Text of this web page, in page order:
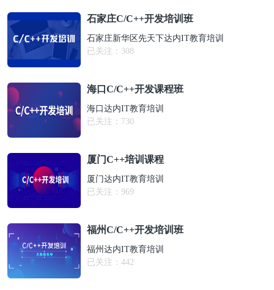
石家庄C/C++开发培训班
石家庄新华区先天下达内IT教育培训
已关注： 308
海口C/C++开发课程班
海口达内IT教育培训
已关注： 730
厦门C++培训课程
厦门达内IT教育培训
已关注： 969
福州C/C++开发培训班
福州达内IT教育培训
已关注： 442